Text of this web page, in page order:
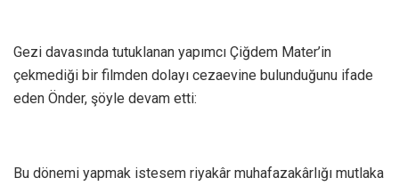
Gezi davasında tutuklanan yapımcı Çiğdem Mater’in
çekmediği bir filmden dolayı cezaevine bulunduğunu ifade
eden Önder, şöyle devam etti:
Bu dönemi yapmak istesem riyakâr muhafazakârlığı mutlaka